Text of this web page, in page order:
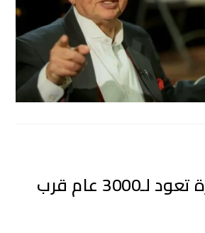
اكتشاف مقبرة تعود لـ3000 عام قرب